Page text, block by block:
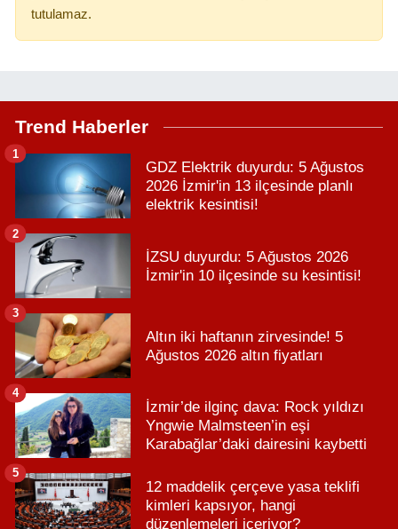
tutulamaz.
Trend Haberler
GDZ Elektrik duyurdu: 5 Ağustos
2026 İzmir'in 13 ilçesinde planlı
elektrik kesintisi!
1
İZSU duyurdu: 5 Ağustos 2026
İzmir'in 10 ilçesinde su kesintisi!
2
Altın iki haftanın zirvesinde! 5
Ağustos 2026 altın fiyatları
3
İzmir’de ilginç dava: Rock yıldızı
Yngwie Malmsteen’in eşi
Karabağlar’daki dairesini kaybetti
4
12 maddelik çerçeve yasa teklifi
kimleri kapsıyor, hangi
düzenlemeleri içeriyor?
5